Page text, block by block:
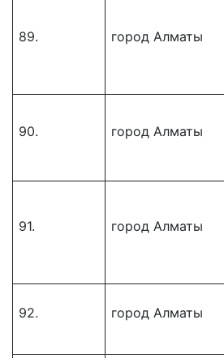
89. город Алматы
90. город Алматы
91. город Алматы
92. город Алматы